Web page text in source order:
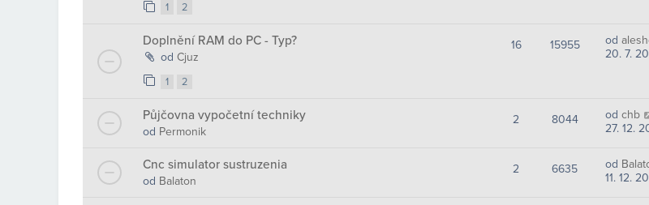
1 2
Doplnění RAM do PC - Typ?
od Cjuz
1 2
16 15955 od
20. 7.
Půjčovna vypočetní techniky
od Permonik
2 8044 od chb
27. 12.
Cnc simulator sustruzenia
od Balaton
2 6635 od
11. 12.